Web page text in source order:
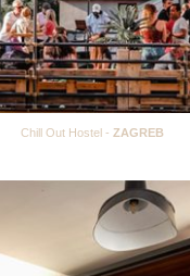
Chill Out Hostel - ZAGREB